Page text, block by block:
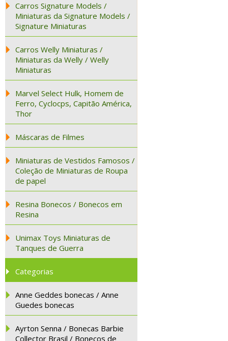
Carros Signature Models /
Miniaturas da Signature Models /
Signature Miniaturas
Carros Welly Miniaturas /
Miniaturas da Welly / Welly
Miniaturas
Marvel Select Hulk, Homem de
Ferro, Cyclocps, Capitão América,
Thor
Máscaras de Filmes
Miniaturas de Vestidos Famosos /
Coleção de Miniaturas de Roupa
de papel
Resina Bonecos / Bonecos em
Resina
Unimax Toys Miniaturas de
Tanques de Guerra
Categorias
Anne Geddes bonecas / Anne
Guedes bonecas
Ayrton Senna / Bonecas Barbie
Collector Brasil / Bonecos de